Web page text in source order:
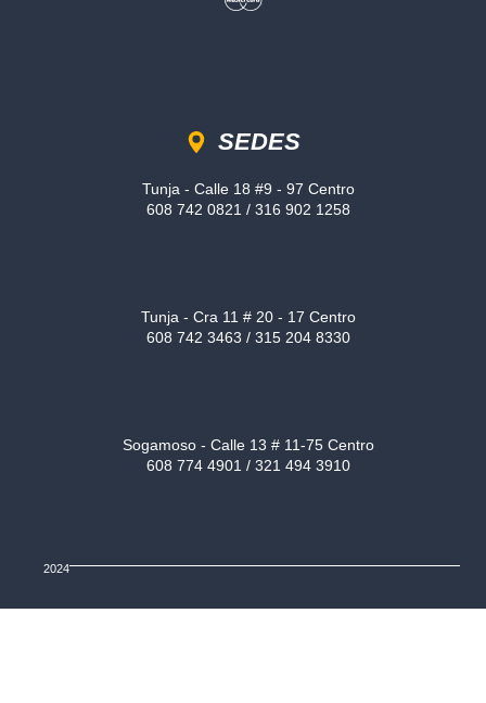
SEDES
Tunja - Calle 18 #9 - 97 Centro
608 742 0821 / 316 902 1258
Tunja - Cra 11 # 20 - 17 Centro
608 742 3463 / 315 204 8330
Sogamoso - Calle 13 # 11-75 Centro
608 774 4901 / 321 494 3910
2024